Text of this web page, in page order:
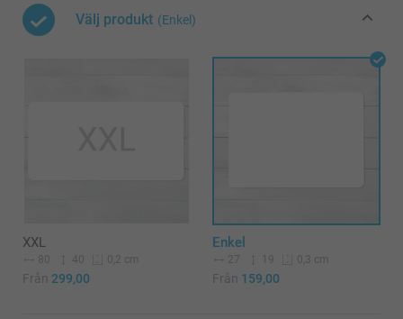
Välj produkt (Enkel)
XXL
80 40 0,2 cm
Från 299,00
Enkel
27 19 0,3 cm
Från 159,00